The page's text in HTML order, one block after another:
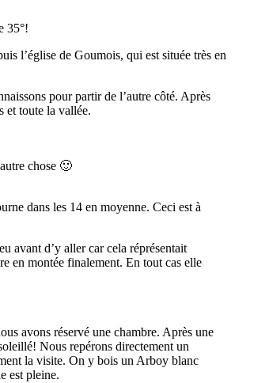
35°!
l’église de Goumois, qui est située très en
pour partir de l’autre côté. Après
et toute la vallée.
chose 🙂
dans les 14 en moyenne. Ceci est à
avant d’y aller car cela réprésentait
en montée finalement. En tout cas elle
avons réservé une chambre. Après une
Nous repérons directement un
la visite. On y bois un Arboy blanc
est pleine.